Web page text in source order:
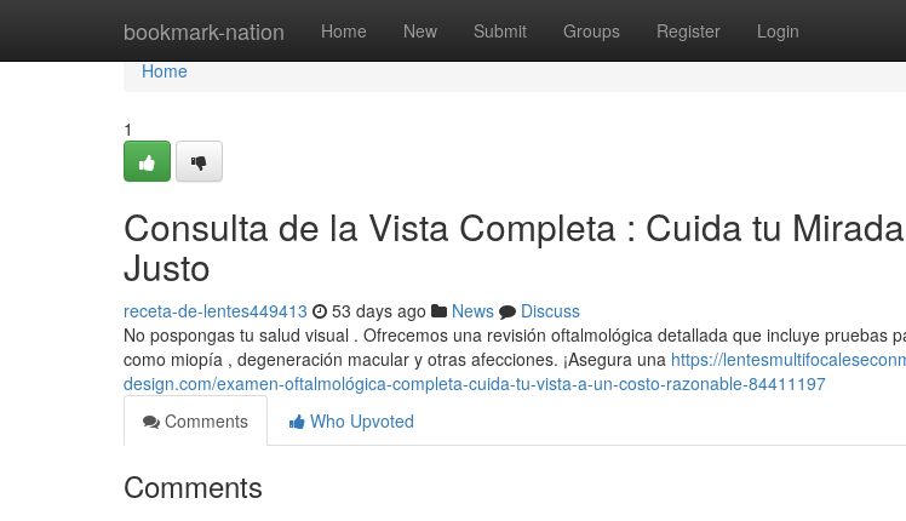
bookmark-nation Home New Submit Groups Register Login
Home
Home
1
Consulta de la Vista Completa : Cuida tu
Justo
receta-de-lentes449413 53 days ago News
Discuss
No pospongas tu salud visual . Ofrecemos una revisión oftalmológica detallada que incluye pruebas
como miopía , degeneración macular y otras afecciones. ¡Asegura una https://
design.com/examen-oftalmológica-completa-cuida-tu-vista-a-un-costo-razonable-84411197
Comments
Who Upvoted
Comments